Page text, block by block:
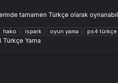
tamamen Türkçe olarak
hako ispark oyun yama ps4 türkçe
Türkçe Yama